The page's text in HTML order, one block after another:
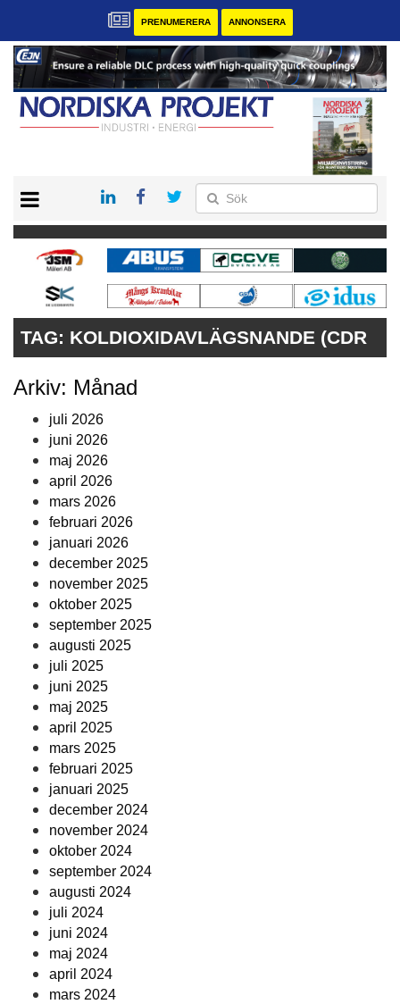
PRENUMERERA ANNONSERA
KONTAKT
VÅRA ANDRA MAGASIN
PRENUMERERA
ANNONSERA
TAG: KOLDIOXIDAVLÄGSNANDE (CDR
Arkiv: Månad
juli 2026
juni 2026
maj 2026
april 2026
mars 2026
februari 2026
januari 2026
december 2025
november 2025
oktober 2025
september 2025
augusti 2025
juli 2025
juni 2025
maj 2025
april 2025
mars 2025
februari 2025
januari 2025
december 2024
november 2024
oktober 2024
september 2024
augusti 2024
juli 2024
juni 2024
maj 2024
april 2024
mars 2024